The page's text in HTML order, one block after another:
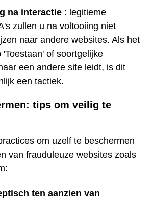
na interactie : legitieme
zullen u na voltooiing niet
naar andere websites. Als het
'Toestaan' of soortgelijke
een andere site leidt, is dit
een tactiek.
tips om veilig te
om uzelf te beschermen
van frauduleuze websites zoals
ten aanzien van